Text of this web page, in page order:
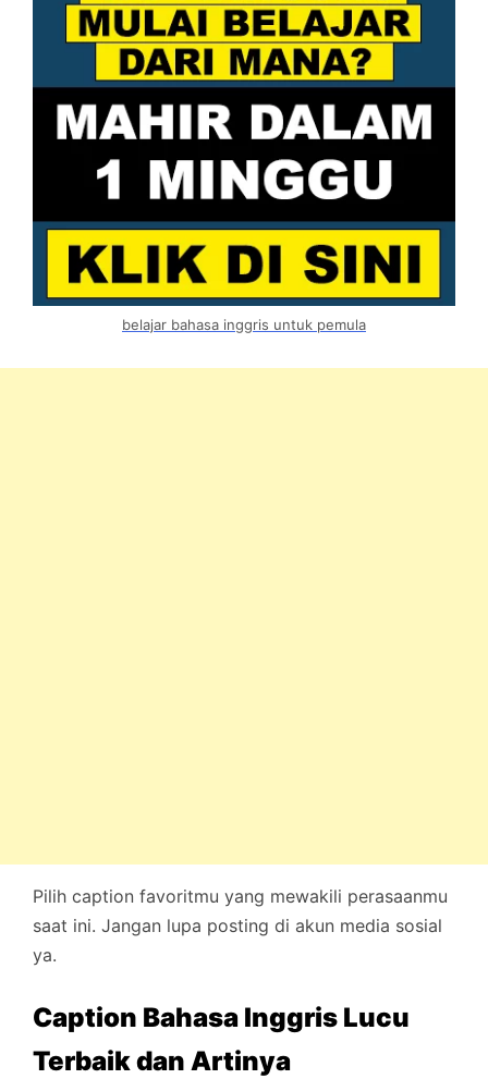
belajar bahasa inggris untuk pemula
Pilih caption favoritmu yang mewakili perasaanmu
saat ini. Jangan lupa posting di akun media sosial
ya.
Caption Bahasa Inggris Lucu
Terbaik dan Artinya